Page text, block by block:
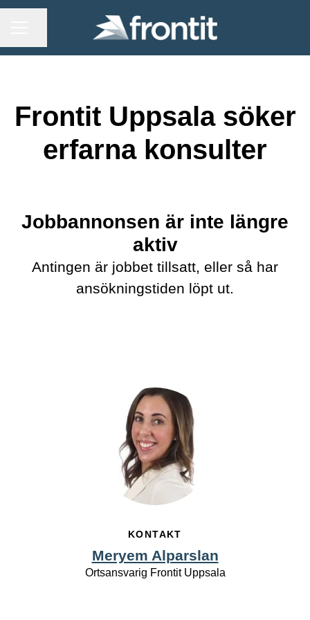
Frontit Uppsala söker
erfarna konsulter
Jobbannonsen är inte längre
aktiv
Antingen är jobbet tillsatt, eller så har
ansökningstiden löpt ut.
KONTAKT
Meryem Alparslan
Ortsansvarig Frontit Uppsala